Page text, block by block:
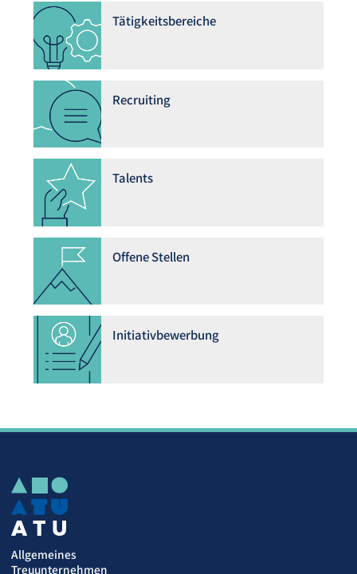
Tätigkeitsbereiche
Recruiting
Talents
Offene Stellen
Initiativbewerbung
Allgemeines
Treuunternehmen